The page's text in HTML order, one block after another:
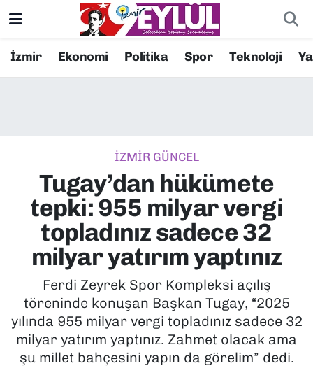
İzmir Ekonomi Politika Spor Teknoloji
İZMİR GÜNCEL
Tugay’dan hükümete
tepki: 955 milyar vergi
topladınız sadece 32
milyar yatırım yaptınız
Ferdi Zeyrek Spor Kompleksi açılış
töreninde konuşan Başkan Tugay, “2025
yılında 955 milyar vergi topladınız sadece 32
milyar yatırım yaptınız. Zahmet olacak ama
şu millet bahçesini yapın da görelim” dedi.
Resmi İlanlar
EKONOMİ
KÜLTÜR SANAT
MAGAZİN
POLİTİKA
SAĞLIK
Konak Nöbetçi Eczaneler
Süper Lig Puan Durumu ve Fikstür
Tüm Manşetler
Son Dakika Haberleri
Haber Arşivi